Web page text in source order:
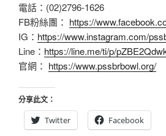
電話：(02)2796-1626
FB粉絲團： https://
IG： https://www.instagram.com/
Line： https://line.me/ti/p/
官網： https://www.pssbrbowl.org/
分享此文：
Twitter
Facebook